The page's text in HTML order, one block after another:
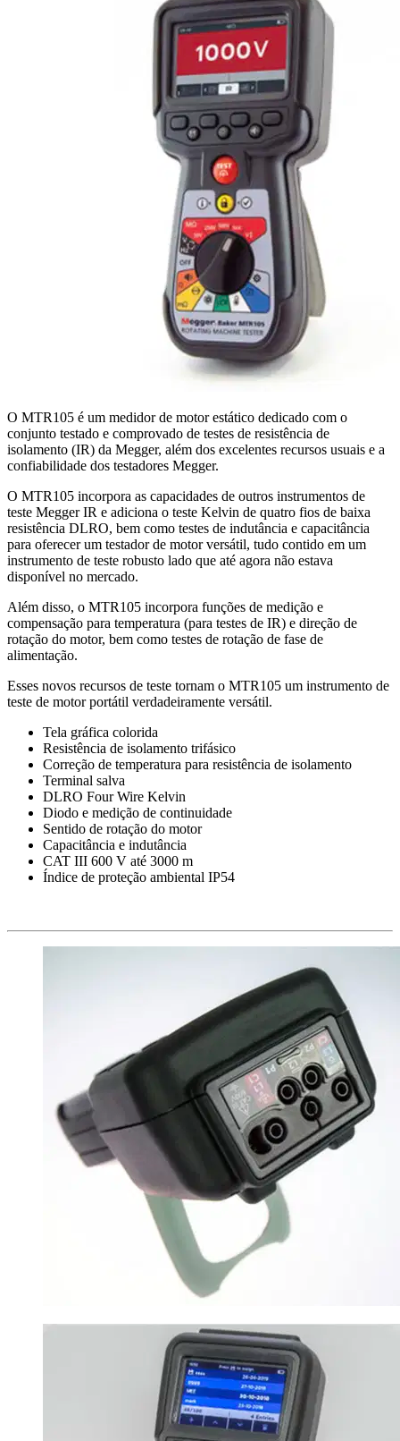
O MTR105 é um medidor de motor estático dedicado com o
conjunto testado e comprovado de testes de resistência de
isolamento (IR) da Megger, além dos excelentes recursos usuais e a
confiabilidade dos testadores Megger.
O MTR105 incorpora as capacidades de outros instrumentos de
teste Megger IR e adiciona o teste Kelvin de quatro fios de baixa
resistência DLRO, bem como testes de indutância e capacitância
para oferecer um testador de motor versátil, tudo contido em um
instrumento de teste robusto lado que até agora não estava
disponível no mercado.
Além disso, o MTR105 incorpora funções de medição e
compensação para temperatura (para testes de IR) e direção de
rotação do motor, bem como testes de rotação de fase de
alimentação.
Esses novos recursos de teste tornam o MTR105 um instrumento de
teste de motor portátil verdadeiramente versátil.
Tela gráfica colorida
Resistência de isolamento trifásico
Correção de temperatura para resistência de isolamento
Terminal salva
DLRO Four Wire Kelvin
Diodo e medição de continuidade
Sentido de rotação do motor
Capacitância e indutância
CAT III 600 V até 3000 m
Índice de proteção ambiental IP54